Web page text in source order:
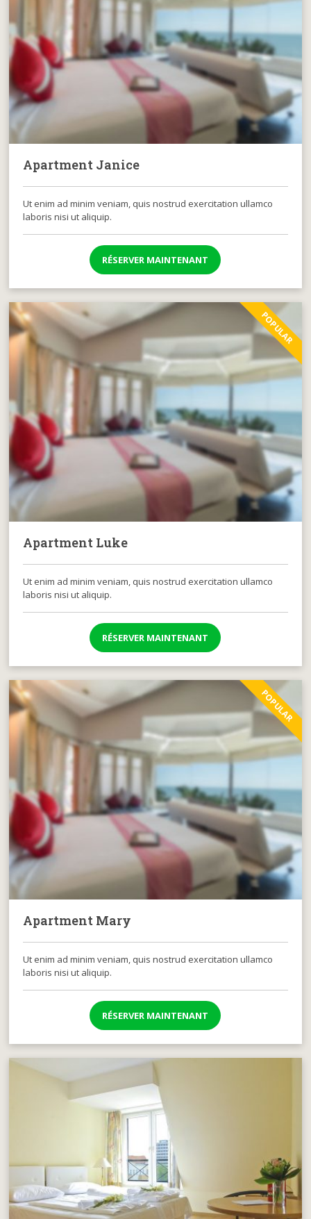
Apartment Janice
Ut enim ad minim veniam, quis nostrud exercitation ullamco
laboris nisi ut aliquip.
RÉSERVER MAINTENANT
POPULAR
Apartment Luke
Ut enim ad minim veniam, quis nostrud exercitation ullamco
laboris nisi ut aliquip.
RÉSERVER MAINTENANT
POPULAR
Apartment Mary
Ut enim ad minim veniam, quis nostrud exercitation ullamco
laboris nisi ut aliquip.
RÉSERVER MAINTENANT